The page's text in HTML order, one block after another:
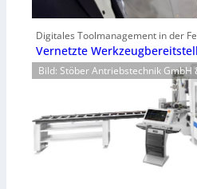
Digitales Toolmanagement in der
Vernetzte
Bild: Stöber Antriebstechnik GmbH